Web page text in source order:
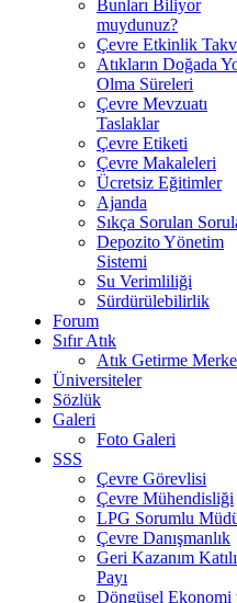
Bunları Biliyor
muydunuz?
Çevre Etkinlik
Atıkların Doğada
Olma Süreleri
Çevre Mevzuatı
Taslaklar
Çevre Etiketi
Çevre Makaleleri
Ücretsiz Eğitimler
Ajanda
Sıkça Sorulan
Depozito Yönetim
Sistemi
Su Verimliliği
Sürdürülebilirlik
Forum
Sıfır Atık
Atık Getirme
Üniversiteler
Sözlük
Galeri
Foto Galeri
SSS
Çevre Görevlisi
Çevre Mühendisliği
LPG Sorumlu
Çevre Danışmanlık
Geri Kazanım
Payı
Döngüsel Ekonomi